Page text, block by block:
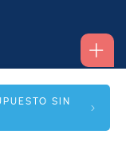
SIN